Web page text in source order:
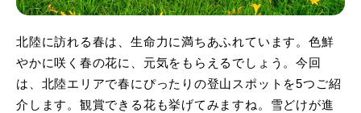
北陸に訪れる春は、生命力に満ちあふれています。色鮮
やかに咲く春の花に、元気をもらえるでしょう。今回
は、北陸エリアで春にぴったりの登山スポットを5つご紹
介します。観賞できる花も挙げてみますね。雪どけが進